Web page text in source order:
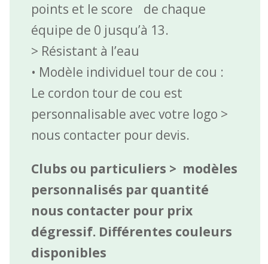
points et le score de chaque
équipe de 0 jusqu’à 13.
> Résistant à l’eau
• Modèle individuel tour de cou :
Le cordon tour de cou est
personnalisable avec votre logo >
nous contacter pour devis.
Clubs ou particuliers > modèles
personnalisés par quantité
nous contacter pour prix
dégressif. Différentes couleurs
disponibles